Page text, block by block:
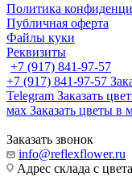
Политика
Публичная оферта
Файлы куки
Реквизиты
+7 (917) 841-97-57
+7 (917) 841-97-57
Telegram Заказать
мах Заказать цветы в
Заказать звонок
info@reflexflower.ru
Адрес склада с